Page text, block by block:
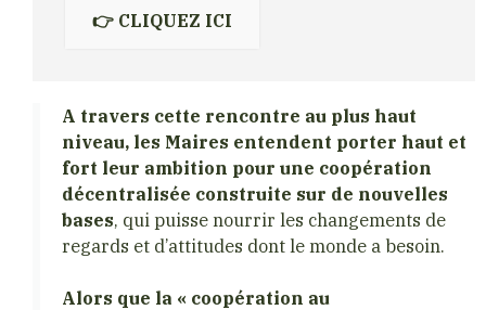
👉 CLIQUEZ ICI
A travers cette rencontre au plus haut
niveau, les Maires entendent porter haut et
fort leur ambition pour une coopération
décentralisée construite sur de nouvelles
bases, qui puisse nourrir les changements de
regards et d’attitudes dont le monde a besoin.
Alors que la « coopération au